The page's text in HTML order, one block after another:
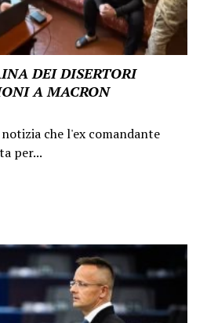
DEI DISERTORI
A MACRON
che l'ex comandante
per...